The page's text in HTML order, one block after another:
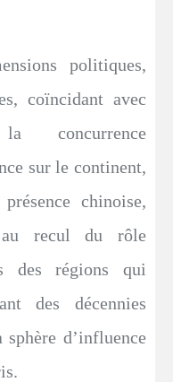
politiques,
coïncidant avec
concurrence
sur le continent,
chinoise,
recul du rôle
des régions qui
des décennies
d’influence